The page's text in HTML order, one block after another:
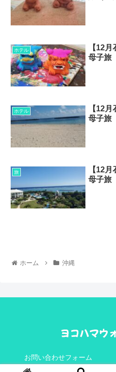
ホテル
【12
母子旅
ホテル
【12
母子旅
旅
【12
母子旅
ホーム 沖縄
お問い合わせフォーム